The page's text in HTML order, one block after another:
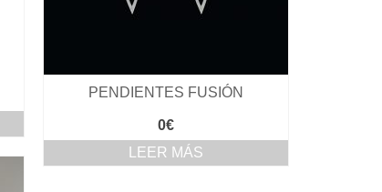
PENDIENTES FUSIÓN
0€
LEER MÁS